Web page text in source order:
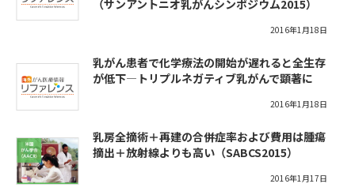
（サンアントニオ乳がんシンポジウム2015）
2016年1月18日
乳がん患者で化学療法の開始が遅れると全生存
が低下―トリプルネガティブ乳がんで顕著に
2016年1月18日
乳房全摘術＋再建の合併症率および費用は腫瘍
摘出＋放射線よりも高い（SABCS2015）
2016年1月17日